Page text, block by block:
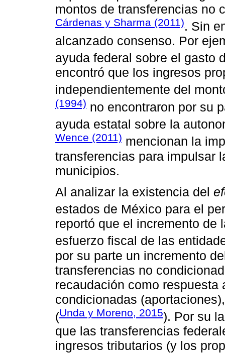
montos de transferencias no
Cárdenas y Sharma (2011). Sin
alcanzado consenso. Por
ayuda federal sobre el gasto
encontró que los ingresos
independientemente del
(1994) no encontraron por su
ayuda estatal sobre la
Wence (2011) mencionan la
transferencias para impulsar
municipios.
Al analizar la existencia del
estados de México para el
reportó que el incremento de
esfuerzo fiscal de las
por su parte un incremento
transferencias no
recaudación como respuesta
condicionadas
(Unda y Moreno, 2015). Por su
que las transferencias
ingresos tributarios (y los